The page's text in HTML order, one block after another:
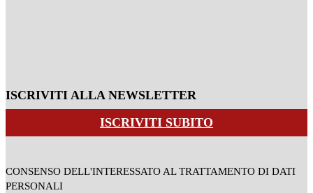
ISCRIVITI ALLA NEWSLETTER
ISCRIVITI SUBITO
CONSENSO DELL'INTERESSATO AL TRATTAMENTO DI DATI
PERSONALI